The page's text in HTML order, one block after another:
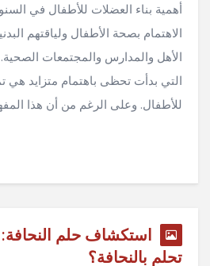
أهمية بناء العضلات للأطفال في
الاهتمام بصحة الأطفال ولياقتهم
الأهل والمدارس والمجتمعات
التي بدأت تحظى باهتمام متزايد هي
للأطفال. وعلى الرغم من أن هذا
استكشاف حلم النحافة:
تحلم بالنحافة؟